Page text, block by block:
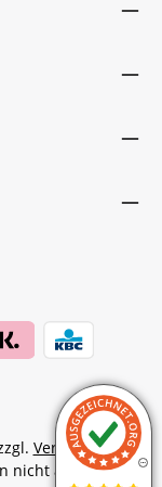
Versandkosten
nicht anders